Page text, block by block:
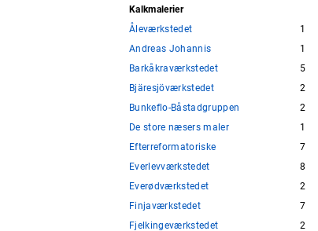
Kalkmalerier
Åleværkstedet
1
Andreas Johannis
1
Barkåkraværkstedet
5
Bjäresjöværkstedet
2
Bunkeflo-Båstadgruppen
2
De store næsers maler
1
Efterreformatoriske
7
Everlevværkstedet
8
Everødværkstedet
2
Finjaværkstedet
7
Fjelkingeværkstedet
2